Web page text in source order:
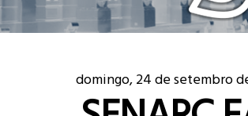
domingo, 24 de setembro